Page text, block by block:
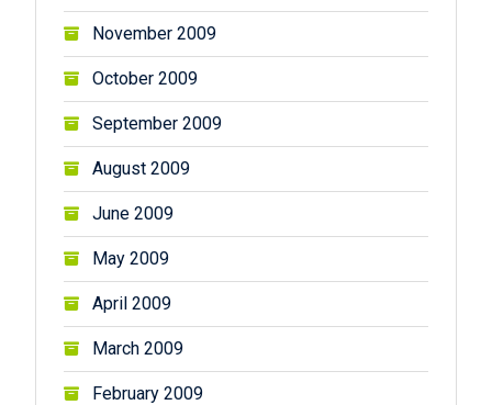
November 2009
October 2009
September 2009
August 2009
June 2009
May 2009
April 2009
March 2009
February 2009